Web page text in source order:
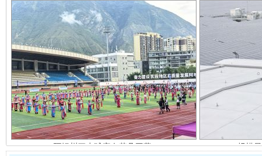
阿坝州三大球赛在茂县开幕 规模